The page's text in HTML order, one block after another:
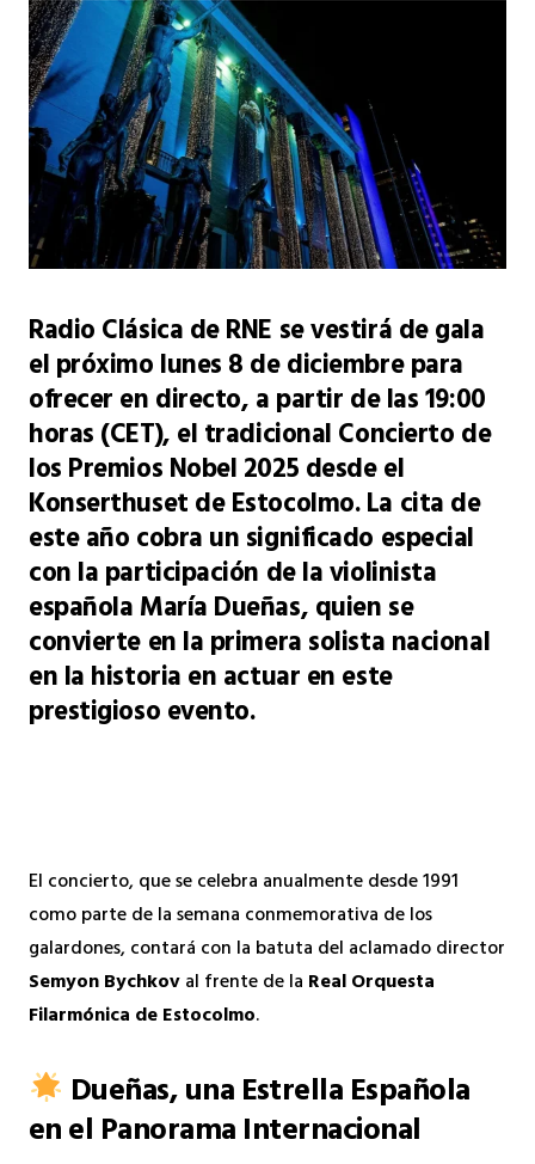
Radio Clásica de RNE se vestirá de gala
el próximo lunes 8 de diciembre para
ofrecer en directo, a partir de las 19:00
horas (CET), el tradicional Concierto de
los Premios Nobel 2025 desde el
Konserthuset de Estocolmo. La cita de
este año cobra un significado especial
con la participación de la violinista
española María Dueñas, quien se
convierte en la primera solista nacional
en la historia en actuar en este
prestigioso evento.
El concierto, que se celebra anualmente desde 1991
como parte de la semana conmemorativa de los
galardones, contará con la batuta del aclamado director
Semyon Bychkoval frente de la Real Orquesta
Filarmónica de Estocolmo.
Dueñas, una Estrella Española
en el Panorama Internacional